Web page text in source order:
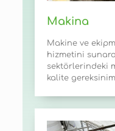
Makina
Makine ve
hizmetini
sektörlerindeki
kalite